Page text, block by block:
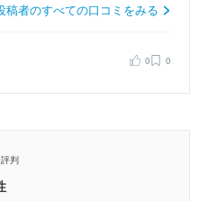
稿者のすべての口コミをみる
0 0
判